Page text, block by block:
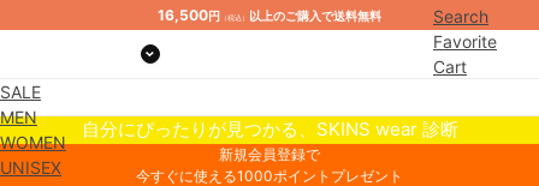
16,500円 （税込） 以上のご購入で送料無料
Search
Favorite
Cart
SALE
MEN
WOMEN
UNISEX
自分にぴったりが見つかる、SKINS wear 診断
新規会員登録で
今すぐに使える1000ポイントプレゼント